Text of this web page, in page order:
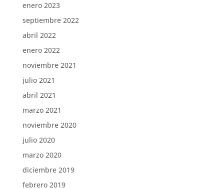
enero 2023
septiembre 2022
abril 2022
enero 2022
noviembre 2021
julio 2021
abril 2021
marzo 2021
noviembre 2020
julio 2020
marzo 2020
diciembre 2019
febrero 2019